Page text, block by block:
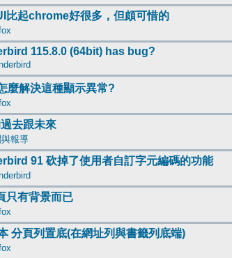
比起chrome好很多，但頗可惜的
115.8.0 (64bit) has bug?
麼解決這種顯示異常?
去跟未來
報導
91 砍掉了使用者自訂字元編碼的功能
只有背景而已
分頁列置底(在網址列與書籤列底端)